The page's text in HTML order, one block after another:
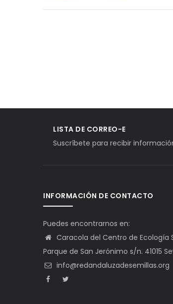
LISTA DE CORREO-E
Suscríbete para recibir
INFORMACIÓN DE CONTACTO
Puedes encontrarnos en:
Caracola del Centro de Ecología
Parque de San Jerónimo s/n. 41015
info@redandaluzadesemillas.org